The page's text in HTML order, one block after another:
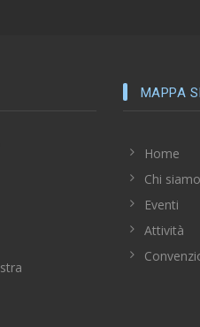
MAPPA
Home
Chi siamo
Eventi
Attività